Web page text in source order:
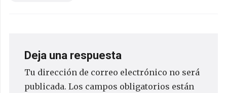
Deja una respuesta
Tu dirección de correo electrónico no será
publicada. Los campos obligatorios están